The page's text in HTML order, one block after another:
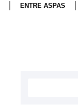
ENTRE ASPAS